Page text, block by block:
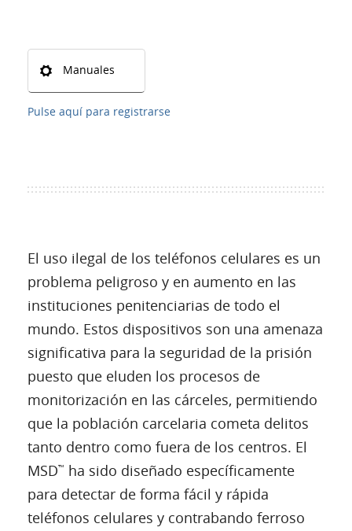
Manuales
Pulse aquí para registrarse
El uso ilegal de los teléfonos celulares es un
problema peligroso y en aumento en las
instituciones penitenciarias de todo el
mundo. Estos dispositivos son una amenaza
significativa para la seguridad de la prisión
puesto que eluden los procesos de
monitorización en las cárceles, permitiendo
que la población carcelaria cometa delitos
tanto dentro como fuera de los centros. El
MSD™ ha sido diseñado específicamente
para detectar de forma fácil y rápida
teléfonos celulares y contrabando ferroso